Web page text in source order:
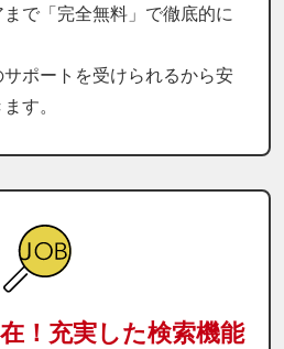
で「完全無料」で徹底的に
ポートを受けられるから安
す。
！充実した検索機能